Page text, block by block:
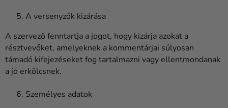
A versenyzők kizárása
A szervező fenntartja a jogot, hogy kizárja azokat a
résztvevőket, amelyeknek a kommentárjai súlyosan
támadó kifejezéseket fog tartalmazni vagy ellentmondanak
a jó erkölcsnek.
Személyes adatok